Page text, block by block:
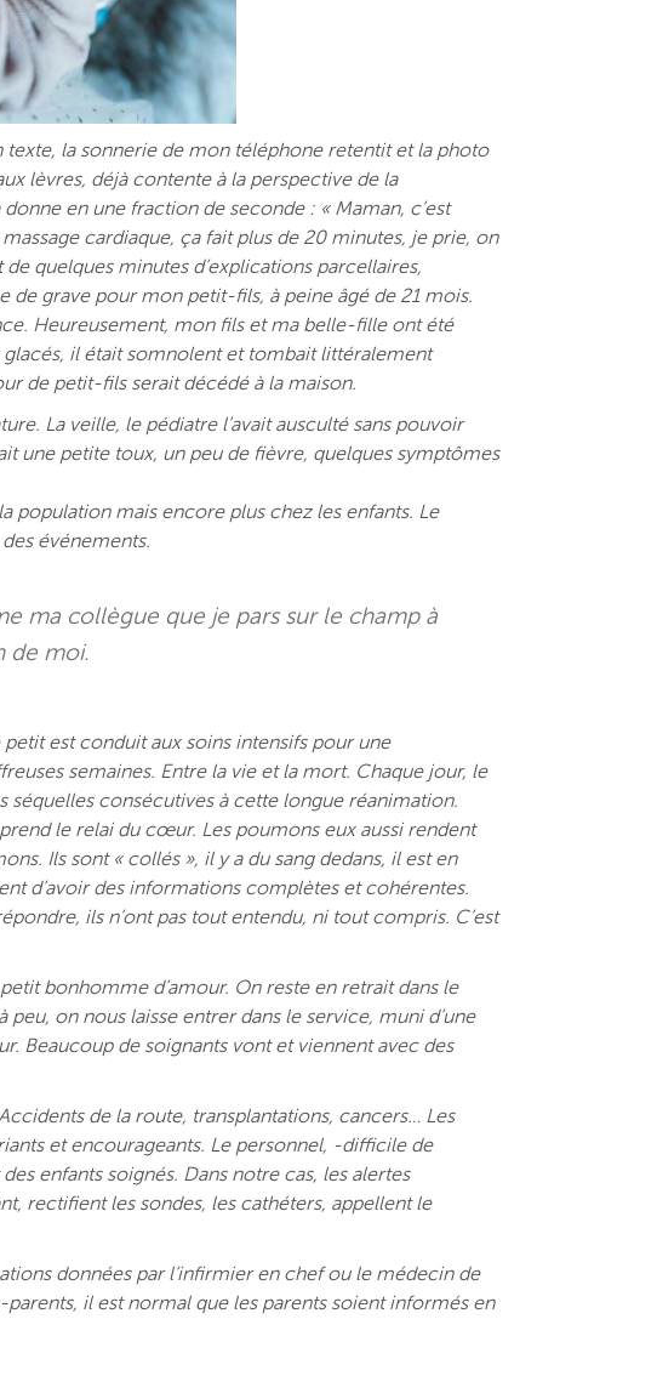
la sonnerie de mon téléphone retentit et la photo
lèvres, déjà contente à la perspective de la
en une fraction de seconde : « Maman, c’est
cardiaque, ça fait plus de 20 minutes, je prie, on
quelques minutes d’explications parcellaires,
de grave pour mon petit-fils, à peine âgé de 21 mois.
Heureusement, mon fils et ma belle-fille ont été
il était somnolent et tombait littéralement
de petit-fils serait décédé à la maison.
La veille, le pédiatre l’avait ausculté sans pouvoir
une petite toux, un peu de fièvre, quelques symptômes
population mais encore plus chez les enfants. Le
événements.
ma collègue que je pars sur le champ à
de moi.
est conduit aux soins intensifs pour une
semaines. Entre la vie et la mort. Chaque jour, le
séquelles consécutives à cette longue réanimation.
le relai du cœur. Les poumons eux aussi rendent
Ils sont « collés », il y a du sang dedans, il est en
d’avoir des informations complètes et cohérentes.
ils n’ont pas tout entendu, ni tout compris. C’est
bonhomme d’amour. On reste en retrait dans le
on nous laisse entrer dans le service, muni d’une
Beaucoup de soignants vont et viennent avec des
de la route, transplantations, cancers… Les
et encourageants. Le personnel, -difficile de
enfants soignés. Dans notre cas, les alertes
rectifient les sondes, les cathéters, appellent le
données par l’infirmier en chef ou le médecin de
il est normal que les parents soient informés en